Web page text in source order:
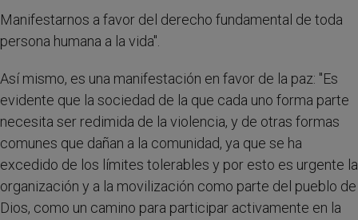
Manifestarnos a favor del derecho fundamental de toda
persona humana a la vida".
Así mismo, es una manifestación en favor de la paz: "Es
evidente que la sociedad de la que cada uno forma parte
necesita ser redimida de la violencia, y de otras formas
comunes que dañan a la comunidad, ya que se ha
excedido de los límites tolerables y por esto es urgente la
organización y a la movilización como parte del pueblo de
Dios, como un camino para participar activamente en la